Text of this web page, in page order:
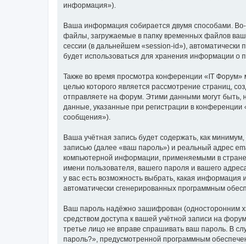
информация»).
Ваша информация собирается двумя способами.
файлы, загружаемые в папку временных файлов
сессии (в дальнейшем «session-id»),
будет использоваться для хранения информации
Также во время просмотра конференции «IT
целью которого является рассмотрение страниц,
отправляете на форум. Этими данными могут
данные, указанные при регистрации в
сообщения»).
Ваша учётная запись будет содержать, как
записью (далее «ваш пароль») и реальный адрес
компьютерной информации, применяемыми в
имени пользователя, вашего пароля и вашего
у вас есть возможность выбрать, какая информация
автоматически сгенерированных программным
Ваш пароль надёжно зашифрован (односторонним
средством доступа к вашей учётной записи на
третье лицо не вправе спрашивать ваш пароль. В
пароль?», предусмотренной программным